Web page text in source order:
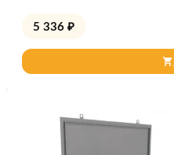
5 336 ₽